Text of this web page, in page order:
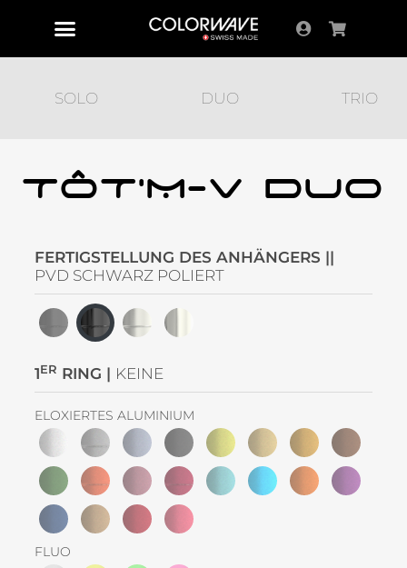
SOLO DUO TRIO
TÔT'M-V DUO
FERTIGSTELLUNG DES ANHÄNGERS ||
PVD SCHWARZ POLIERT
1ER RING | KEINE
ELOXIERTES ALUMINIUM
FLUO